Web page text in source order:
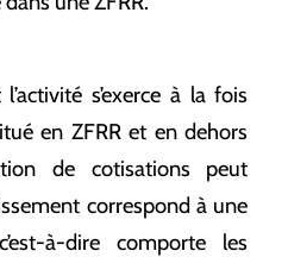
s’exerce à la fois
en ZFRR et en dehors
de cotisations peut
correspond à une
à-dire comporte les